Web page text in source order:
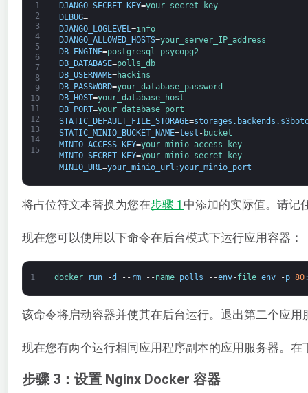
1
2
3
4
5
6
7
8
9
10
11
12
13
14
15
DJANGO_SECRET_KEY=your_secret_key
DEBUG=
DJANGO_LOGLEVEL =info
DJANGO_ALLOWED_HOSTS=your_server_IP_address
DB_ENGINE=postgresql_psycopg2
DB_DATABASE=polls_db
DB_USERNAME=hackins
DB_PASSWORD=your_database_password
DB_HOST=your_database_host
DB_PORT=your_database_port
STATIC_DEFAULT_FILE_STORAGE=storages . backends .
STATIC_MINIO_BUCKET_NAME=test - bucket
MINIO_ACCESS_KEY=your_minio_access_key
MINIO_SECRET_KEY=your_minio_secret_key
MINIO_URL=your_minio_url :your_minio_port
将占位符文本替换为您在步骤 1 中添加的实际值。请记
现在您可以使用以下命令在后台模式下运行应用容器：
1 docker run -d -- rm --name polls --env-file env -p 80
该命令将启动容器并使其在后台运行。退出第二个应
现在您有两个运行相同应用程序副本的应用服务器。
步骤 3：设置 Nginx Docker 容器